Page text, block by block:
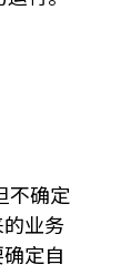
不确定
业务
定自